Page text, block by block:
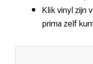
Klik vinyl zijn
prima zelf